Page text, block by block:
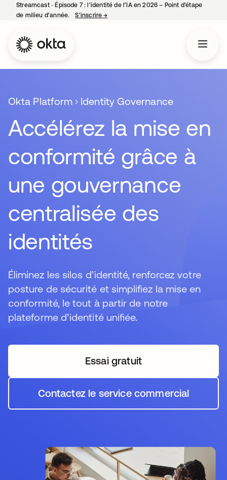
Streamcast ‑ Épisode 7 : l’identité de l’IA en 2026 – Point d’étape
de milieu d’année.
S’inscrire→
Okta Platform Identity Governance
Accélérez la mise en
conformité grâce à
une gouvernance
centralisée des
identités
Éliminez les silos d’identité, renforcez votre
posture de sécurité et simplifiez la mise en
conformité, le tout à partir de notre
plateforme d’identité unifiée.
Essai gratuits’ouvre dans un nouvel
Contactez le service commercial
s’ouvre dans un nouvel